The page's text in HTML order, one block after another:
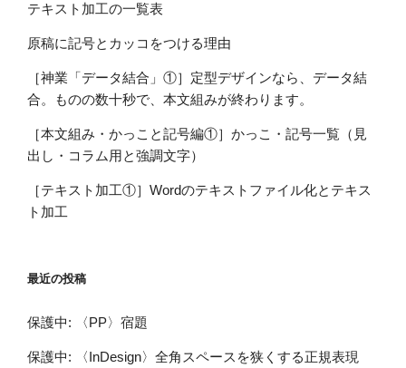
テキスト加工の一覧表
原稿に記号とカッコをつける理由
［神業「データ結合」①］定型デザインなら、データ結
合。ものの数十秒で、本文組みが終わります。
［本文組み・かっこと記号編①］かっこ・記号一覧（見
出し・コラム用と強調文字）
［テキスト加工①］Wordのテキストファイル化とテキス
ト加工
最近の投稿
保護中: 〈PP〉宿題
保護中: 〈InDesign〉全角スペースを狭くする正規表現